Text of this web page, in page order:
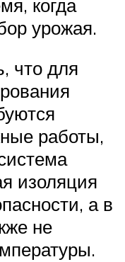
когда
урожая.
что для
работы,
изоляция
а в
не